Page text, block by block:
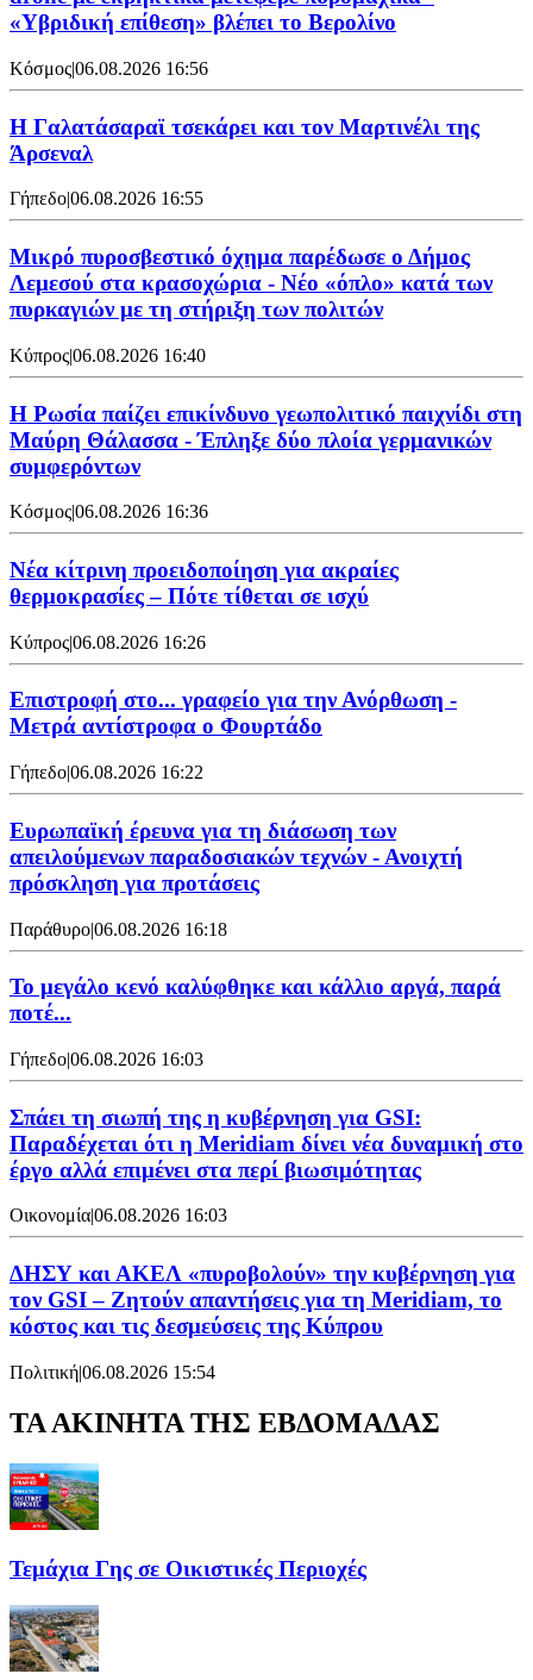
«Υβριδική επίθεση» βλέπει το Βερολίνο
Κόσμος|06.08.2026 16:56
H Γαλατάσαραϊ τσεκάρει και τον Μαρτινέλι της
Άρσεναλ
Γήπεδο|06.08.2026 16:55
Μικρό πυροσβεστικό όχημα παρέδωσε ο Δήμος
Λεμεσού στα κρασοχώρια - Νέο «όπλο» κατά των
πυρκαγιών με τη στήριξη των πολιτών
Κύπρος|06.08.2026 16:40
Η Ρωσία παίζει επικίνδυνο γεωπολιτικό παιχνίδι στη
Μαύρη Θάλασσα - Έπληξε δύο πλοία γερμανικών
συμφερόντων
Κόσμος|06.08.2026 16:36
Νέα κίτρινη προειδοποίηση για ακραίες
θερμοκρασίες – Πότε τίθεται σε ισχύ
Κύπρος|06.08.2026 16:26
Επιστροφή στο... γραφείο για την Ανόρθωση -
Μετρά αντίστροφα ο Φουρτάδο
Γήπεδο|06.08.2026 16:22
Ευρωπαϊκή έρευνα για τη διάσωση των
απειλούμενων παραδοσιακών τεχνών - Ανοιχτή
πρόσκληση για προτάσεις
Παράθυρο|06.08.2026 16:18
Το μεγάλο κενό καλύφθηκε και κάλλιο αργά, παρά
ποτέ...
Γήπεδο|06.08.2026 16:03
Σπάει τη σιωπή της η κυβέρνηση για GSI:
Παραδέχεται ότι η Meridiam δίνει νέα δυναμική στο
έργο αλλά επιμένει στα περί βιωσιμότητας
Οικονομία06.08.2026 16:03
ΔΗΣΥ και ΑΚΕΛ «πυροβολούν» την κυβέρνηση για
τον GSI – Ζητούν απαντήσεις για τη Meridiam, το
κόστος και τις δεσμεύσεις της Κύπρου
Πολιτική|06.08.2026 15:54
ΤΑ ΑΚΙΝΗΤΑ ΤΗΣ ΕΒΔΟΜΑΔΑΣ
Τεμάχια Γης σε Οικιστικές Περιοχές